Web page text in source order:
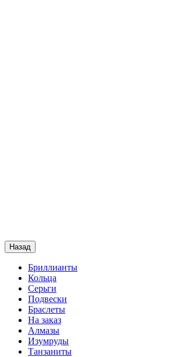
Назад
Бриллианты
Кольца
Серьги
Подвески
Браслеты
На заказ
Алмазы
Изумруды
Танзаниты